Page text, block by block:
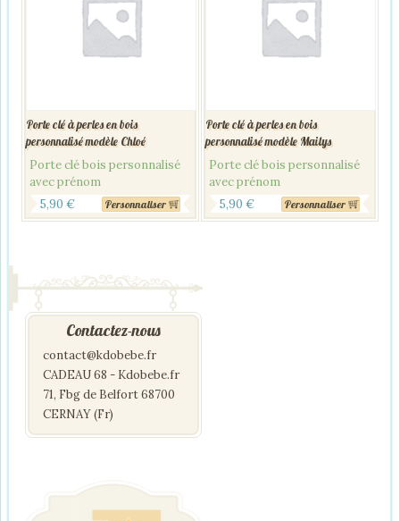
Porte clé à perles en bois
personnalisé modèle Chloé
Porte clé bois personnalisé
avec prénom
5,90 € Personnaliser
Porte clé à perles en bois
personnalisé modèle Mailys
Porte clé bois personnalisé
avec prénom
5,90 € Personnaliser
Contactez-nous
contact@kdobebe.fr
CADEAU 68 - Kdobebe.fr
71, Fbg de Belfort 68700
CERNAY (Fr)